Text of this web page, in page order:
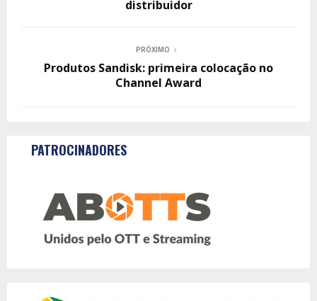
distribuidor
PRÓXIMO
Produtos Sandisk: primeira colocação no
Channel Award
PATROCINADORES